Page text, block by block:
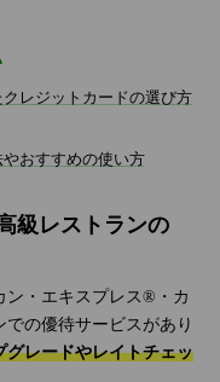
レジットカードの選び方
おすすめの使い方
級レストランの
ン・エキスプレス®・カ
の優待サービスがあり
グレードやレイトチェッ